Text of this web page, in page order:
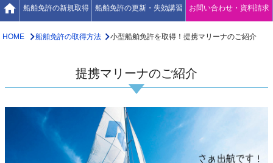
home 船舶免許の新規取得 船舶免許の更新・失効講習 お問い合わせ・資料請求
HOME 船舶免許の取得方法 小型船舶免許を取得！提携マリーナのご紹介
提携マリーナのご紹介